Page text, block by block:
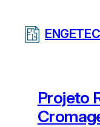
Projeto